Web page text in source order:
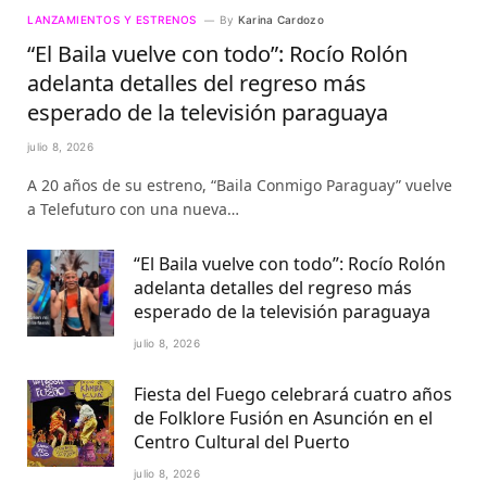
LANZAMIENTOS Y ESTRENOS By Karina Cardozo
“El Baila vuelve con todo”: Rocío Rolón
adelanta detalles del regreso más
esperado de la televisión paraguaya
julio 8, 2026
A 20 años de su estreno, “Baila Conmigo Paraguay” vuelve
a Telefuturo con una nueva…
“El Baila vuelve con todo”: Rocío Rolón
adelanta detalles del regreso más
esperado de la televisión paraguaya
julio 8, 2026
Fiesta del Fuego celebrará cuatro años
de Folklore Fusión en Asunción en el
Centro Cultural del Puerto
julio 8, 2026